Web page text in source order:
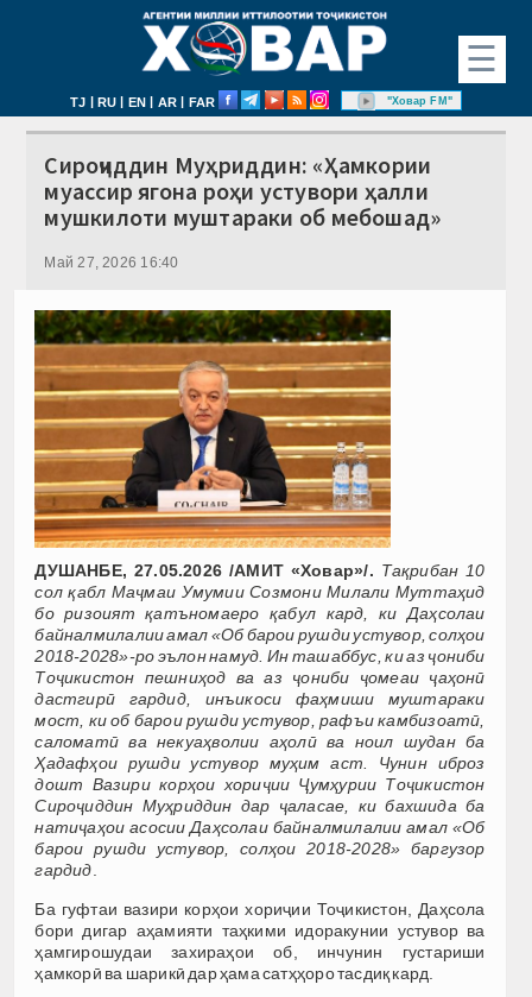
☰
TJ | RU | EN | AR | FAR "Ховар FM"
Сироҷиддин Муҳриддин: «Ҳамкории
муассир ягона роҳи устувори ҳалли
мушкилоти муштараки об мебошад»
Май 27, 2026 16:40
ДУШАНБЕ, 27.05.2026 /АМИТ «Ховар»/. Тақрибан 10
сол қабл Маҷмаи Умумии Созмони Милали Муттаҳид
бо ризоият қатъномаеро қабул кард, ки Даҳсолаи
байналмилалии амал «Об барои рушди устувор, солҳои
2018-2028»-ро эълон намуд. Ин ташаббус, ки аз ҷониби
Тоҷикистон пешниҳод ва аз ҷониби ҷомеаи ҷаҳонӣ
дастгирӣ гардид, инъикоси фаҳмиши муштараки
мост, ки об барои рушди устувор, рафъи камбизоатӣ,
саломатӣ ва некуаҳволии аҳолӣ ва ноил шудан ба
Ҳадафҳои рушди устувор муҳим аст. Чунин иброз
дошт Вазири корҳои хориҷии Ҷумҳурии Тоҷикистон
Сироҷиддин Муҳриддин дар ҷаласае, ки бахшида ба
натиҷаҳои асосии Даҳсолаи байналмилалии амал «Об
барои рушди устувор, солҳои 2018-2028» баргузор
гардид
Ба гуфтаи вазири корҳои хориҷии Тоҷикистон, Даҳсола
бори дигар аҳамияти таҳкими идоракунии устувор ва
ҳамгирошудаи захираҳои об, инчунин густариши
ҳамкорӣ ва шарикӣ дар ҳама сатҳҳоро тасдиқ кард.